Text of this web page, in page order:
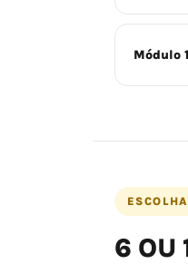
Módulo
6 OU